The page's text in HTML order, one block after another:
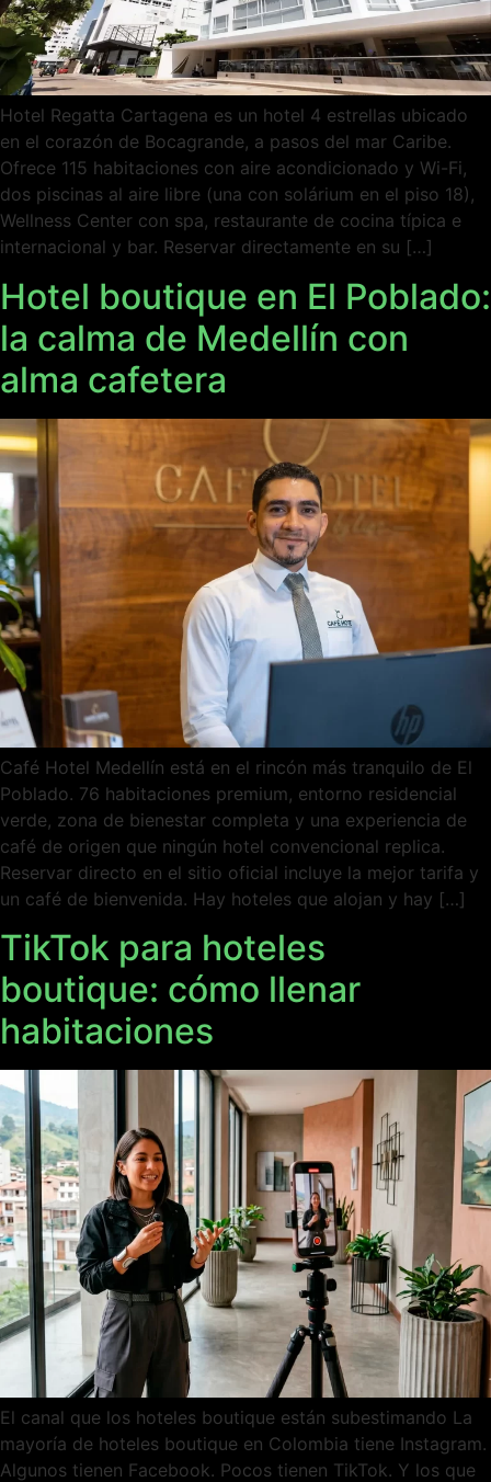
Hotel Regatta Cartagena es un hotel 4 estrellas ubicado
en el corazón de Bocagrande, a pasos del mar Caribe.
Ofrece 115 habitaciones con aire acondicionado y Wi-Fi,
dos piscinas al aire libre (una con solárium en el piso 18),
Wellness Center con spa, restaurante de cocina típica e
internacional y bar. Reservar directamente en su […]
Hotel boutique en El Poblado:
la calma de Medellín con
alma cafetera
Café Hotel Medellín está en el rincón más tranquilo de El
Poblado. 76 habitaciones premium, entorno residencial
verde, zona de bienestar completa y una experiencia de
café de origen que ningún hotel convencional replica.
Reservar directo en el sitio oficial incluye la mejor tarifa y
un café de bienvenida. Hay hoteles que alojan y hay […]
TikTok para hoteles
boutique: cómo llenar
habitaciones
El canal que los hoteles boutique están subestimando La
mayoría de hoteles boutique en Colombia tiene Instagram.
Algunos tienen Facebook. Pocos tienen TikTok. Y los que